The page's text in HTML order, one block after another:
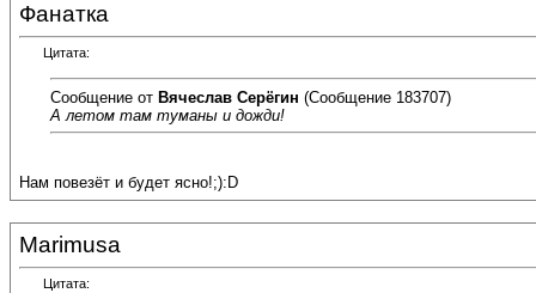
Фанатка
Цитата:
Сообщение от Вячеслав Серёгин (Сообщение 183707)
А летом там туманы и дожди!
Нам повезёт и будет ясно!;):D
Marimusa
Цитата: